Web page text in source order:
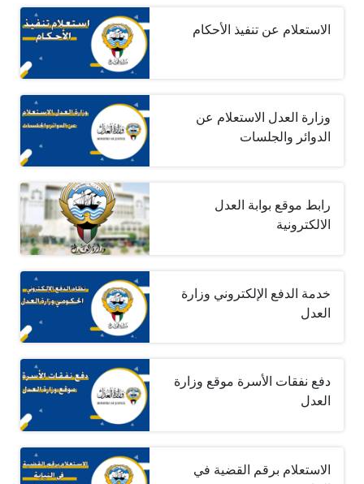
الاستعلام عن تنفيذ الأحكام
وزارة العدل الاستعلام عن
الدوائر والجلسات
رابط موقع بوابة العدل
الالكترونية
خدمة الدفع الإلكتروني وزارة
العدل
دفع نفقات الأسرة موقع وزارة
العدل
الاستعلام برقم القضية في